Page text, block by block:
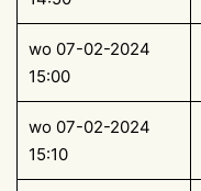
wo 07-02-2024
15:00
wo 07-02-2024
15:10